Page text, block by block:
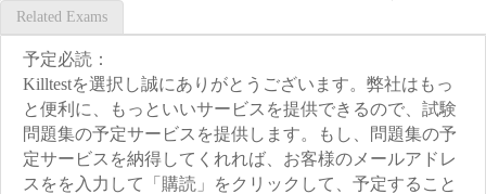
Related Exams
予定必読：
Killtestを選択し誠にありがとうございます。弊社はもっ
と便利に、もっといいサービスを提供できるので、試験
問題集の予定サービスを提供します。もし、問題集の予
定サービスを納得してくれれば、お客様のメールアドレ
スをを入力して「購読」をクリックして、予定すること